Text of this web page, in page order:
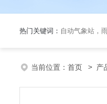
热门关键词： 自动气象站，
当前位置： 首页 > 产